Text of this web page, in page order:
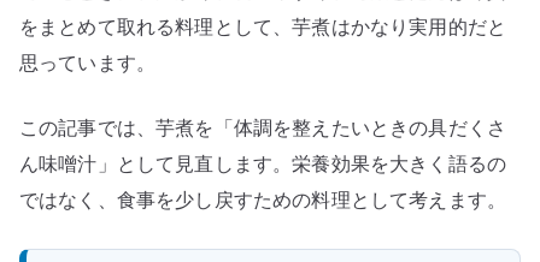
をまとめて取れる料理として、芋煮はかなり実用的だと
思っています。
この記事では、芋煮を「体調を整えたいときの具だくさ
ん味噌汁」として見直します。栄養効果を大きく語るの
ではなく、食事を少し戻すための料理として考えます。